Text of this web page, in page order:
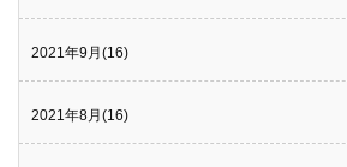
2021年9月(16)
2021年8月(16)